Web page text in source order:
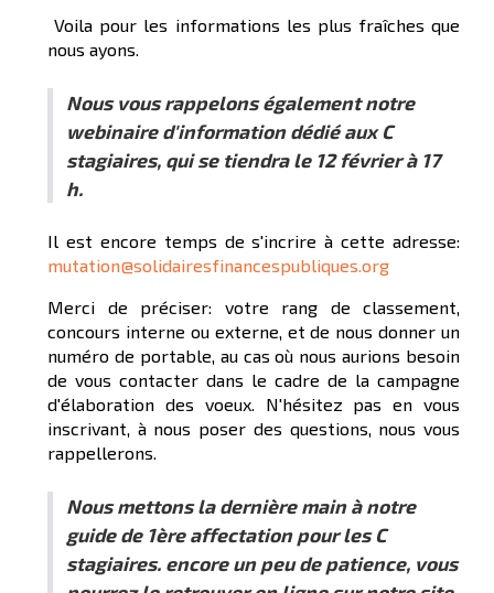
Voila pour les informations les plus fraîches que
nous ayons.
Nous vous rappelons également notre
webinaire d'information dédié aux C
stagiaires, qui se tiendra le 12 février à 17
h.
Il est encore temps de s'incrire à cette adresse:
mutation@solidairesfinancespubliques.org
Merci de préciser: votre rang de classement,
concours interne ou externe, et de nous donner un
numéro de portable, au cas où nous aurions besoin
de vous contacter dans le cadre de la campagne
d'élaboration des voeux. N'hésitez pas en vous
inscrivant, à nous poser des questions, nous vous
rappellerons.
Nous mettons la dernière main à notre
guide de 1ère affectation pour les C
stagiaires. encore un peu de patience, vous